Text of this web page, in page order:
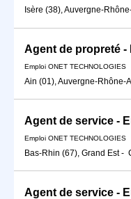
Isère (38), Auvergne-
Agent de propreté -
Emploi ONET TECHNOLOGIES
Ain (01), Auvergne-Rhône-
Agent de service -
Emploi ONET TECHNOLOGIES
Bas-Rhin (67), Grand Est-
Agent de service -